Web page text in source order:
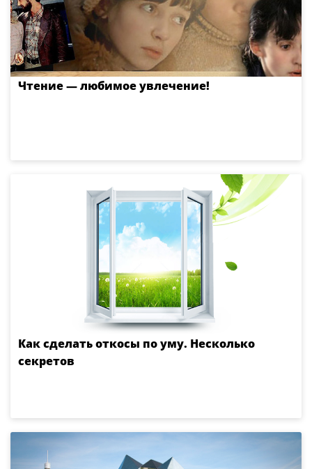
Чтение — любимое увлечение!
Как сделать откосы по уму. Несколько
секретов